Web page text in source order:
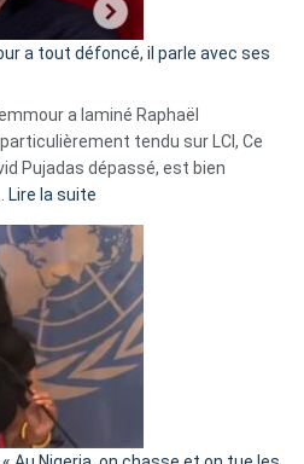
«
C’est
fake
news
»
a tout défoncé, il parle avec ses
a laminé Raphaël
tendu sur LCI, Ce
Pujadas dépassé, est bien
Lire la suite
Tegnér
exulte
« Zemmour
a
tout
parle